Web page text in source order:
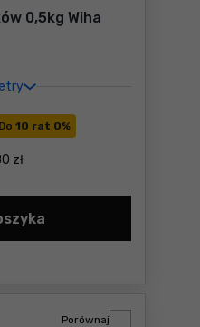
0,5kg Wiha
Do 10 rat 0%
zł
dla elektryków
Porównaj